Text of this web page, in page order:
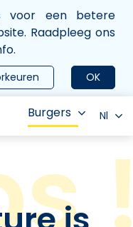
voor een betere
Raadpleeg ons
OK
Burgers Nl